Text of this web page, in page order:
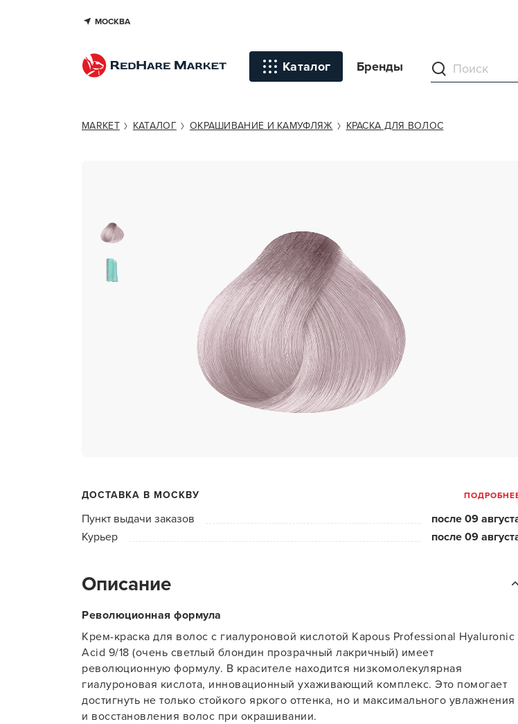
МОСКВА
Каталог Бренды
Инструменты
Стайлинг
Окрашивание и камуфляж
Средства для бритья и
ухода за бородой
Глубокая очистка и detox
Кератин и ботокс для волос
Химзавивка и
химвыпрямление
фартуки и одежда
Для обучения
MARKET КАТАЛОГ ОКРАШИВАНИЕ И КАМУФЛЯЖ КРАСКА ДЛЯ ВОЛОС
ДОСТАВКА В МОСКВУ
Пункт выдачи заказов
после 09
Курьер
после 09
Описание
Революционная формула
Крем-краска для волос с гиалуроновой кислотой Kapous Professional Hyaluronic
Acid 9/18 (очень светлый блондин прозрачный лакричный) имеет
революционную формулу. В красителе находится низкомолекулярная
гиалуроновая кислота, инновационный ухаживающий комплекс. Это помогает
достигнуть не только стойкого яркого оттенка, но и максимального увлажнения
и восстановления волос при окрашивании.
У нас
для